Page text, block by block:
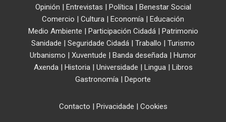
Opinión | Entrevistas | Política| Benestar Social
Comercio | Cultura | Economía | Educación
Medio Ambiente | Participación Cidadá| Patrimonio
Sanidade | Seguridade Cidadá | Traballo | Turismo
Urbanismo | Xuventude | Banda deseñada | Humor
Axenda| Historia| Universidade | Lingua| Libros
Gastronomía | Deporte
Contacto | Privacidade | Cookies